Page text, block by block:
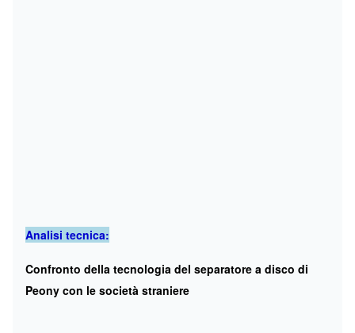
Analisi tecnica:
Confronto della tecnologia del separatore a disco di
Peony con le società straniere